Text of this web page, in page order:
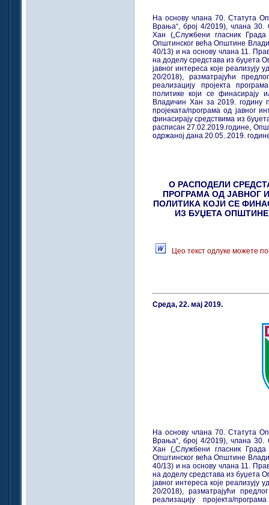
На основу члана 70. Статута
Врања“, број 4/2019), члана
Хан („Службени гласник
Општинског већа Општине
40/13) и на основу члана 11.
на доделу средстава из буџета
јавног интереса које
20/2018), разматрајући
реализацију пројекта
политике који се финасирају
Владичин Хан за 2019. годину
пројеката/програма од јавног
финасирају средствима из
расписан 27.02.2019.године,
одржаној дана 20.05..2019.
О РАСПОДЕЛИ
ПРОГРАМА ОД ЈАВНОГ
ПОЛИТИКА КОЈИ СЕ
ИЗ БУЏЕТА
Цео текст одлуке можете
Среда, 22. мај 2019.
На основу члана 70. Статута
Врања“, број 4/2019), члана
Хан („Службени гласник
Општинског већа Општине
40/13) и на основу члана 11.
на доделу средстава из буџета
јавног интереса које
20/2018), разматрајући
реализацију пројекта/